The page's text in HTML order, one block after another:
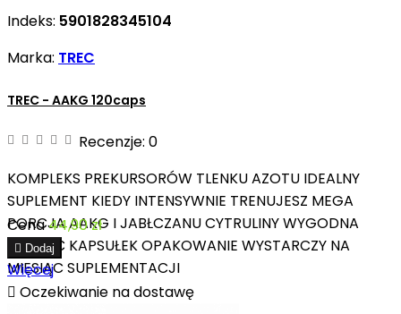
Indeks: 5901828345104
Marka: TREC
TREC - AAKG 120caps
Recenzje: 0
KOMPLEKS PREKURSORÓW TLENKU AZOTU IDEALNY
SUPLEMENT KIEDY INTENSYWNIE TRENUJESZ MEGA
PORCJA AAKG I JABŁCZANU CYTRULINY WYGODNA
POSTAĆ KAPSUŁEK OPAKOWANIE WYSTARCZY NA
MIESIĄC SUPLEMENTACJI
Cena44,90 zł
 Dodaj
Więcej
 Oczekiwanie na dostawę